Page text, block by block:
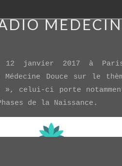
janvier 2017 à
Médecine Douce sur le
», celui-ci porte
de la Naissance.